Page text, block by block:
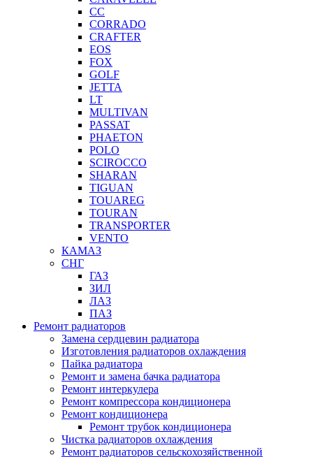
CC
CORRADO
CRAFTER
EOS
FOX
GOLF
JETTA
LT
MULTIVAN
PASSAT
PHAETON
POLO
SCIROCCO
SHARAN
TIGUAN
TOUAREG
TOURAN
TRANSPORTER
VENTO
КАМАЗ
СНГ
ГАЗ
ЗИЛ
ЛАЗ
ПАЗ
Ремонт радиаторов
Замена сердцевин радиатора
Изготовления радиаторов охлаждения
Пайка радиатора
Ремонт и замена бачка радиатора
Ремонт интеркулера
Ремонт компрессора кондиционера
Ремонт кондиционера
Ремонт трубок кондиционера
Чистка радиаторов охлаждения
Ремонт радиаторов сельскохозяйственной